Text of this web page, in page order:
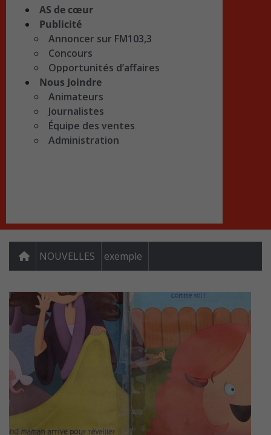
AS de cœur
Publicité
Annoncer sur FM103,3
Concours
Opportunités d’affaires
Nous Joindre
Animateurs
Journalistes
Équipe des ventes
Administration
NOUVELLES exemple